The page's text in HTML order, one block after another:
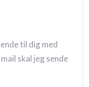
til dig med
skal jeg sende